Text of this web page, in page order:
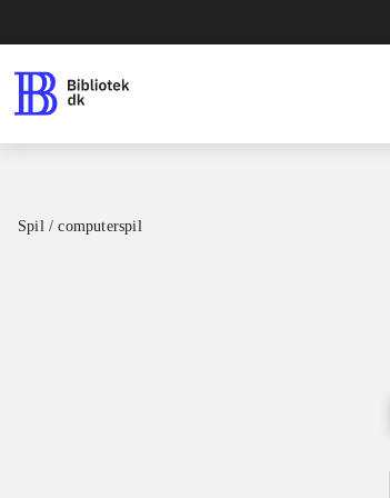
Spil / computerspil